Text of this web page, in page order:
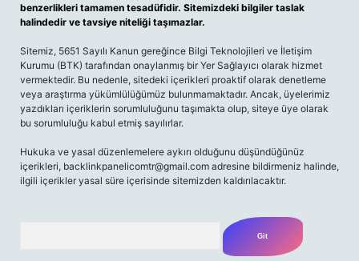
benzerlikleri tamamen tesadüfidir. Sitemizdeki bilgiler taslak
halindedir ve tavsiye niteliği taşımazlar.
Sitemiz, 5651 Sayılı Kanun gereğince Bilgi Teknolojileri ve İletişim
Kurumu (BTK) tarafından onaylanmış bir Yer Sağlayıcı olarak hizmet
vermektedir. Bu nedenle, sitedeki içerikleri proaktif olarak denetleme
veya araştırma yükümlülüğümüz bulunmamaktadır. Ancak, üyelerimiz
yazdıkları içeriklerin sorumluluğunu taşımakta olup, siteye üye olarak
bu sorumluluğu kabul etmiş sayılırlar.
Hukuka ve yasal düzenlemelere aykırı olduğunu düşündüğünüz
içerikleri, backlinkpanelicomtr@gmail.com adresine bildirmeniz halinde,
ilgili içerikler yasal süre içerisinde sitemizden kaldırılacaktır.